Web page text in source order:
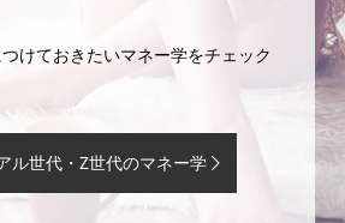
けておきたいマネー学をチェック
ル世代・Z世代のマネー学